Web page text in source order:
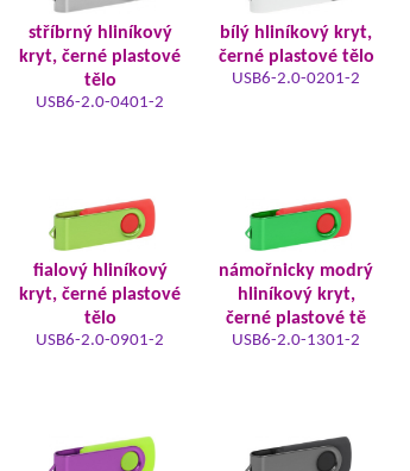
stříbrný hliníkový
kryt, černé plastové
tělo
USB6-2.0-0401-2
bílý hliníkový kryt,
černé plastové tělo
USB6-2.0-0201-2
fialový hliníkový
kryt, černé plastové
tělo
USB6-2.0-0901-2
námořnicky modrý
hliníkový kryt,
černé plastové tě
USB6-2.0-1301-2